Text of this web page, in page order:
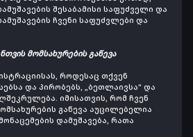
შესაბამისი საფუძველი და
ჩვენი საფუძვლები და
მომსახურების გაწევა
როდესაც თქვენ
და პირობებს, „ბეთლაივსა“ და
იმისათვის, რომ ჩვენ
გაწევა აუცილებელია
დამუშავება, რათა